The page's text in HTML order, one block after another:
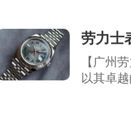
劳力士
【广州
以其卓